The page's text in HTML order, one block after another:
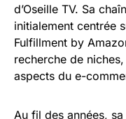
d’Oseille TV. Sa
initialement centrée
Fulfillment by
recherche de
aspects du e-
Au fil des années,